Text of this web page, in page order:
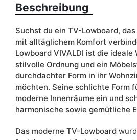
Schranktyp
ean13
Liefertermin:
Aufgrund des
Materialeigenschaften sind
möglich.
Beschreibung
Suchst du ein TV-Lowboard,
mit alltäglichem Komfort
Lowboard VIVALDI ist die ideale
stilvolle Ordnung und ein
durchdachter Form in ihr
möchten. Seine schlichte Form
moderne Innenräume ein und
harmonische sowie gemütliche
Das moderne TV-Lowboard